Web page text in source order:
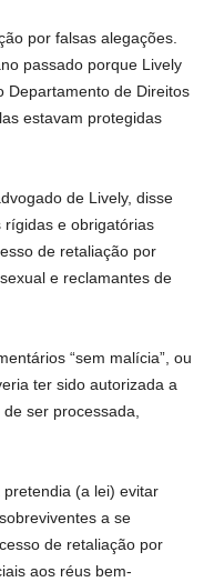
por falsas alegações.
passado porque Lively
Departamento de Direitos
estavam protegidas
de Lively, disse
rígidas e obrigatórias
de retaliação por
e reclamantes de
“sem malícia”, ou
ter sido autorizada a
ser processada,
pretendia (a lei) evitar
a se
de retaliação por
aos réus bem-